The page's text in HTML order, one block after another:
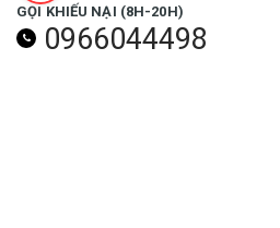
GỌI KHIẾU NẠI (8H-20H)
0966044498